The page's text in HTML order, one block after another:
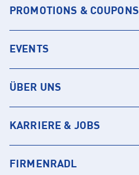
PROMOTIONS & COUPONS
EVENTS
ÜBER UNS
KARRIERE & JOBS
FIRMENRADL